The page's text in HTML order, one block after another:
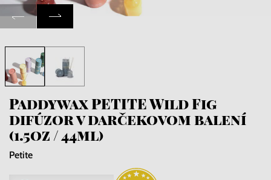
Paddywax PETITE Wild Fig
difúzor v darčekovom balení
(1.5oz / 44ml)
Petite